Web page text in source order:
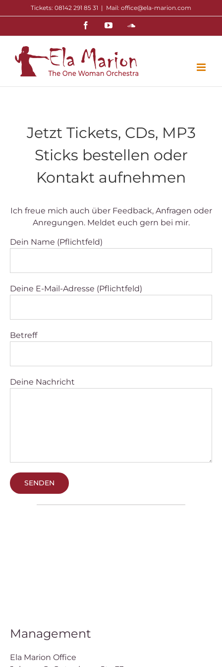
Inhalt
Tickets: 08142 291 85 31 | Mail: office@ela-marion.com
FacebookYouTubeSoundcloud
Jetzt Tickets, CDs, MP3
Sticks bestellen oder
Kontakt aufnehmen
Ich freue mich auch über Feedback, Anfragen oder
Anregungen. Meldet euch gern bei mir.
Dein Name (Pflichtfeld)
Deine E-Mail-Adresse (Pflichtfeld)
Betreff
Deine Nachricht
Management
Ela Marion Office